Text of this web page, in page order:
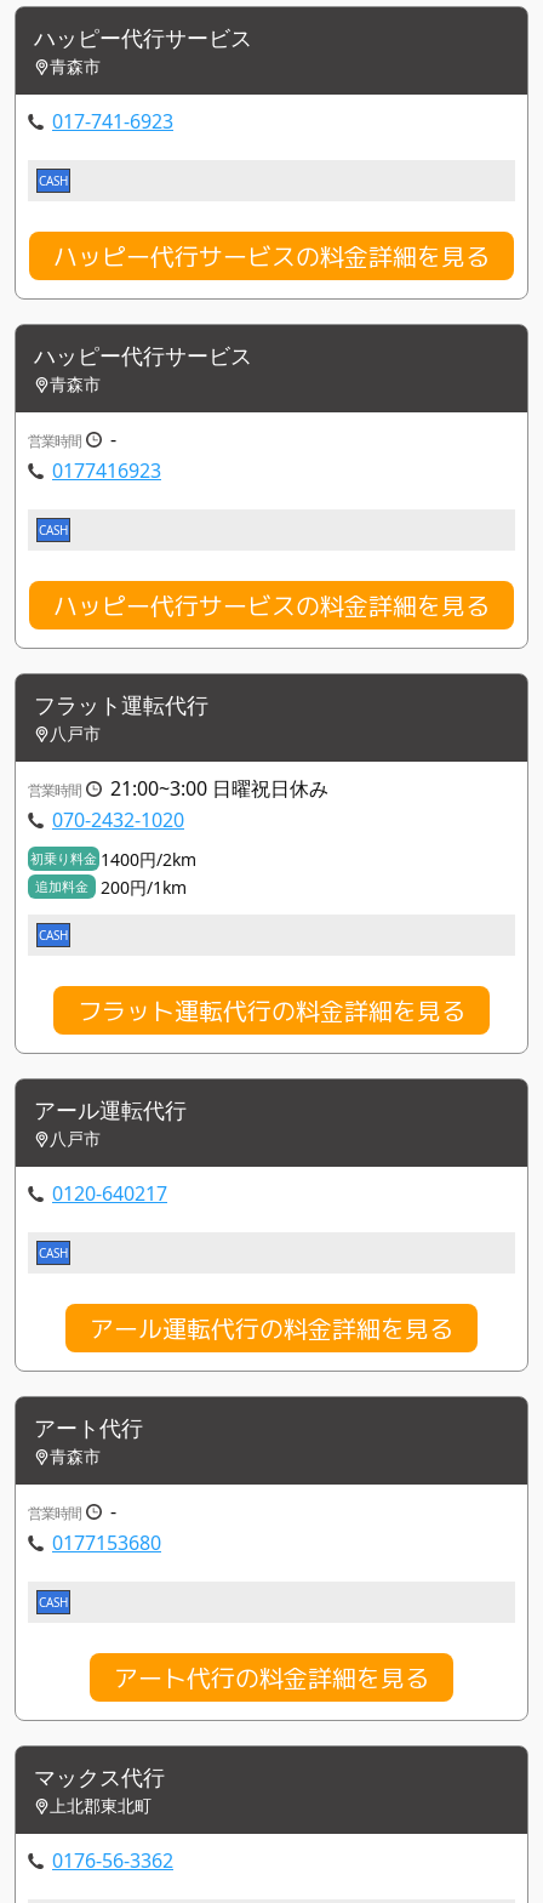
ハッピー代行サービス
青森市
017-741-6923
CASH
ハッピー代行サービスの料金詳細を見る
ハッピー代行サービス
青森市
営業時間
-
0177416923
CASH
ハッピー代行サービスの料金詳細を見る
フラット運転代行
八戸市
営業時間
21:00~3:00 日曜祝日休み
070-2432-1020
初乗り料金 1400円/2km
追加料金 200円/1km
CASH
フラット運転代行の料金詳細を見る
アール運転代行
八戸市
0120-640217
CASH
アール運転代行の料金詳細を見る
アート代行
青森市
営業時間
-
0177153680
CASH
アート代行の料金詳細を見る
マックス代行
上北郡東北町
0176-56-3362